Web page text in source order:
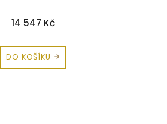
14 547 Kč
DO KOŠÍKU